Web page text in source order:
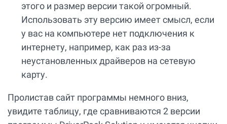
этого и размер версии такой огромный.
Использовать эту версию имеет смысл, если
у вас на компьютере нет подключения к
интернету, например, как раз из-за
неустановленных драйверов на сетевую
карту.
Пролистав сайт программы немного вниз,
увидите таблицу, где сравниваются 2 версии